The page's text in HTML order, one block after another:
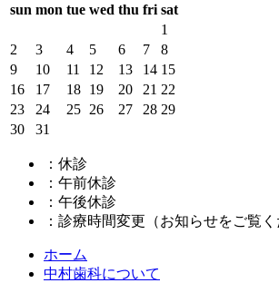
sun mon tue wed thu fri sat
1
2
3 4 5 6 7
8
9
10 11 12 13 14 15
16
17 18 19 20 21 22
23
24 25 26 27 28 29
30
31
：休診
：午前休診
：午後休診
：診療時間変更（お知らせをご覧く
ホーム
中村歯科について